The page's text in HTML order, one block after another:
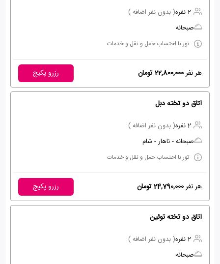
2 نفره
( بدون نفر اضافه )
صبحانه
تور با احتساب حمل و نقل و خدمات
هر نفر22,800,000 تومان رزرو پکیج
اتاق دو تخته دبل
2 نفره
( بدون نفر اضافه )
صبحانه - ناهار - شام
تور با احتساب حمل و نقل و خدمات
هر نفر24,790,000 تومان رزرو پکیج
اتاق دو تخته توئین
2 نفره
( بدون نفر اضافه )
صبحانه